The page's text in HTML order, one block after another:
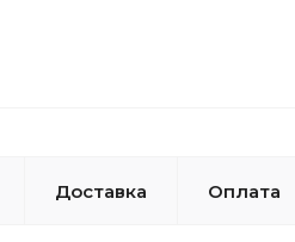
Доставка Оплата